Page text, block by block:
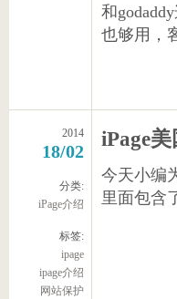
和
也够用，
2014
18/02
分类:
iPage介绍
标签:
ipage
ipage介绍
网站保护
iPage
今天小编
里面包含